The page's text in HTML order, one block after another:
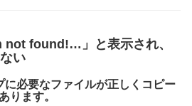
not found!…」と表示され、
い
に必要なファイルが正しくコピー
ります。